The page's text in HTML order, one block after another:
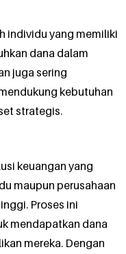
individu yang memiliki
dana dalam
juga sering
kebutuhan
strategis.
keuangan yang
maupun perusahaan
Proses ini
mendapatkan dana
mereka. Dengan